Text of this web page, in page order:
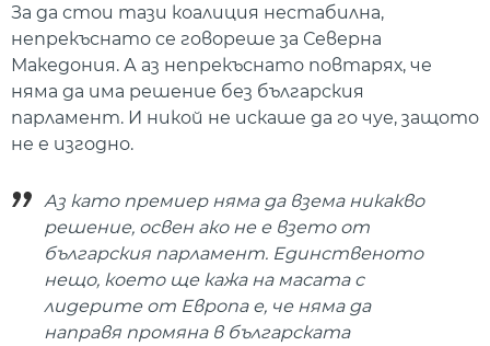
За да стои тази коалиция нестабилна,
непрекъснато се говореше за Северна
Македония. А аз непрекъснато повтарях, че
няма да има решение без българския
парламент. И никой не искаше да го чуе, защото
не е изгодно.
Аз като премиер няма да взема никакво
решение, освен ако не е взето от
българския парламент. Единственото
нещо, което ще кажа на масата с
лидерите от Европа е, че няма да
направя промяна в българската